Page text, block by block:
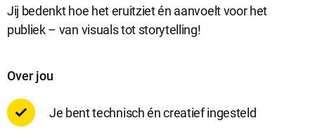
Analytische cookies
gebruiksvriendelijker maken.
Marketing cookies
Jij bedenkt hoe het eruitziet én aanvoelt voor het
publiek – van visuals tot storytelling!
Over jou
Je bent technisch én creatief ingesteld